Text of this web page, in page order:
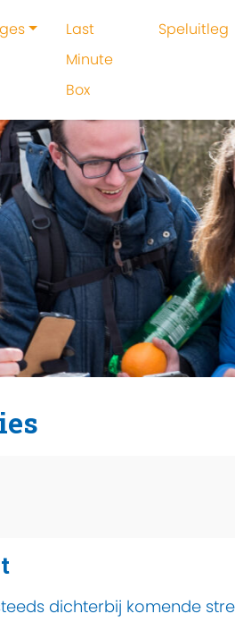
Last
Minute
Box
Speluitleg
dichterbij komende